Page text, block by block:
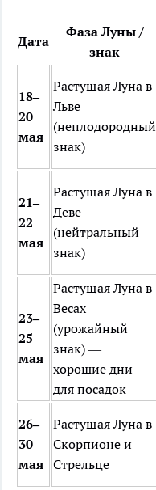
Дата
Фаза Луны /
знак
18–
20
мая
Растущая Луна в
Льве
(неплодородный
знак)
21–
22
мая
Растущая Луна в
Деве
(нейтральный
знак)
23–
25
мая
Растущая Луна в
Весах
(урожайный
знак) —
хорошие дни
для посадок
26–
30
мая
Растущая Луна в
Скорпионе и
Стрельце